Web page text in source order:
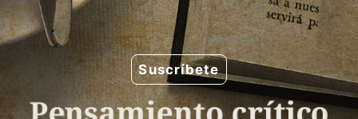
Saltar
al
contenido
Suscríbete